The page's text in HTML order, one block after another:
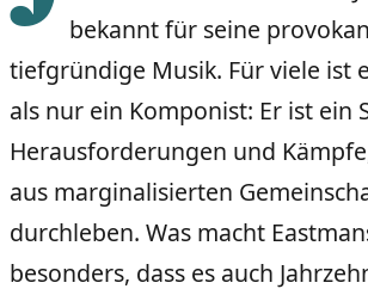
bekannt für seine
tiefgründige Musik. Für viele ist
als nur ein Komponist: Er ist ein
Herausforderungen und
aus marginalisierten
durchleben. Was macht
besonders, dass es auch